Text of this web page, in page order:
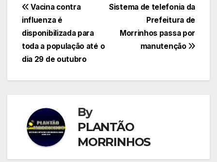
Navegação
de
Post
Sistema de telefonia da
Prefeitura de
Morrinhos passa por
manutenção
Vacina contra
influenza é
disponibilizada para
toda a população até o
dia 29 de outubro
By
PLANTÃO
MORRINHOS